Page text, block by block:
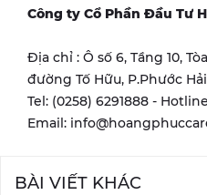
Công ty Cổ Phần Đầu Tư
Địa chỉ : Ô số 6, Tầng 10,
đường Tố Hữu, P.Phước
Tel: (0258) 6291888 -
Email:
BÀI VIẾT KHÁC